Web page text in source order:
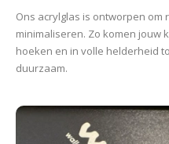
Ons acrylglas is ontworpen om
minimaliseren. Zo komen jouw
hoeken en in volle helderheid
duurzaam.